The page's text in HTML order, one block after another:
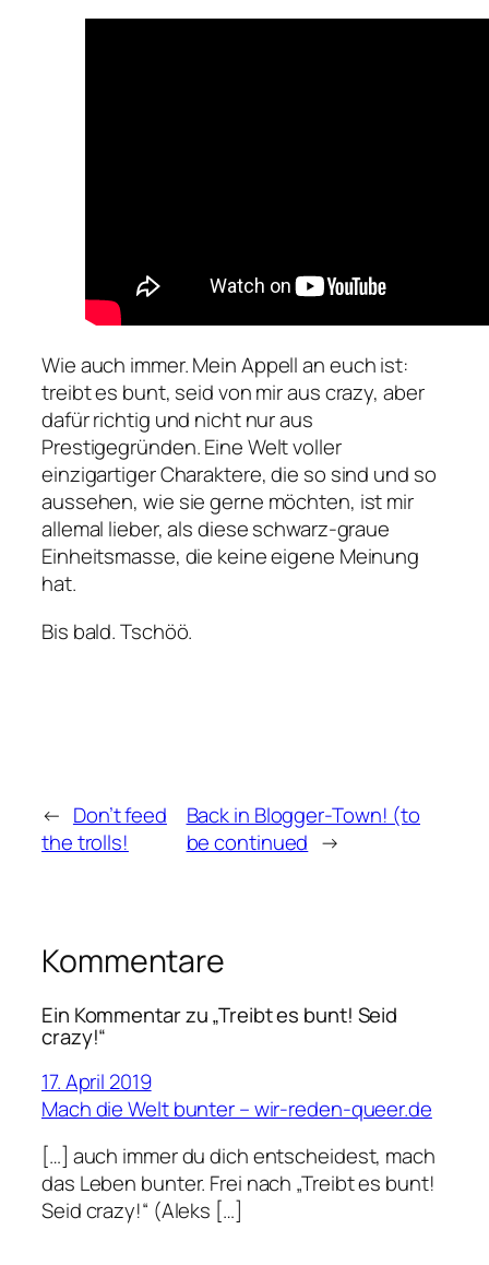
Wie auch immer. Mein Appell an euch ist:
treibt es bunt, seid von mir aus crazy, aber
dafür richtig und nicht nur aus
Prestigegründen. Eine Welt voller
einzigartiger Charaktere, die so sind und so
aussehen, wie sie gerne möchten, ist mir
allemal lieber, als diese schwarz-graue
Einheitsmasse, die keine eigene Meinung
hat.
Bis bald. Tschöö.
← Don’t feed
the trolls!
Back in Blogger-Town! (to
be continued →
Kommentare
Ein Kommentar zu „Treibt es bunt! Seid
crazy!“
17. April 2019
Mach die Welt bunter – wir-reden-queer.de
[…] auch immer du dich entscheidest, mach
das Leben bunter. Frei nach „Treibt es bunt!
Seid crazy!“ (Aleks […]